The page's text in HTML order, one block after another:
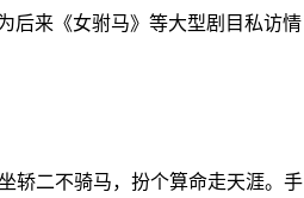
后来《女驸马》等大型剧目私访情
轿二不骑马，扮个算命走天涯。手